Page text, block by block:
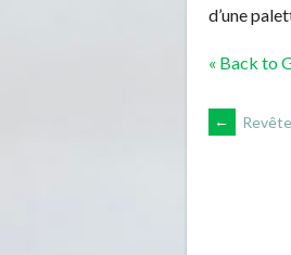
d’une
« Back to
←